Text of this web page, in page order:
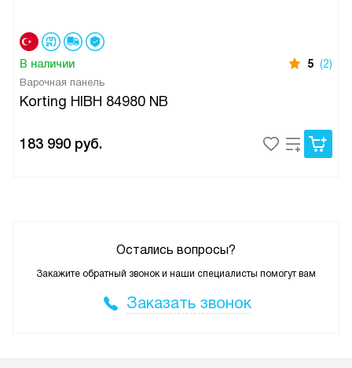
В наличии 5 (2)
Варочная панель
Korting HIBH 84980 NB
183 990 руб.
Остались вопросы?
Закажите обратный звонок и наши специалисты помогут вам
Заказать звонок